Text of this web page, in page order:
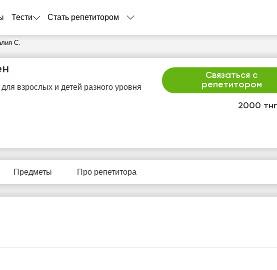
Тести Стать репетитором
С.
2000
Связаться с
репетитором
взрослых и детей разного уровня
Предметы Про репетитора
9
10
11
12
13
Нет
свободных
Нет
свободных
Нет
свободных
свободных
свободных